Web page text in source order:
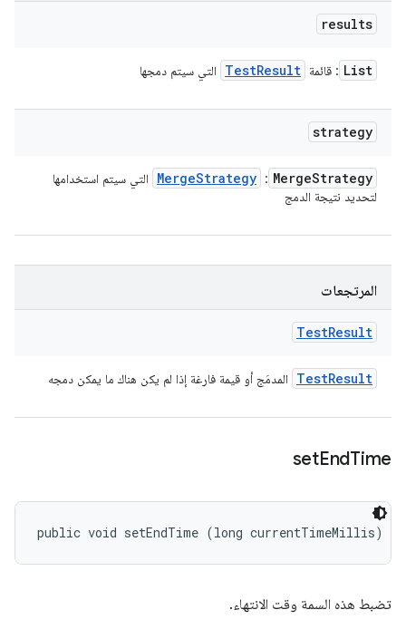
results
List : قائمة TestResult التي سيتم دمجها
strategy
MergeStrategy
:
MergeStrategy
التي سيتم استخدامها
لتحديد نتيجة الدمج
المرتجعات
TestResult
TestResult المدمَج أو قيمة فارغة إذا لم يكن هناك ما يمكن دمجه
setEndTime
public void setEndTime (long currentTimeMillis)
تضبط هذه السمة وقت الانتهاء.